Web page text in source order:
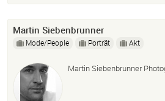
Martin Siebenbrunner
Mode/People Porträt Akt
Martin Siebenbrunner